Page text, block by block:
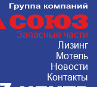
Запасные части
Лизинг
Мотель
Новости
Контакты